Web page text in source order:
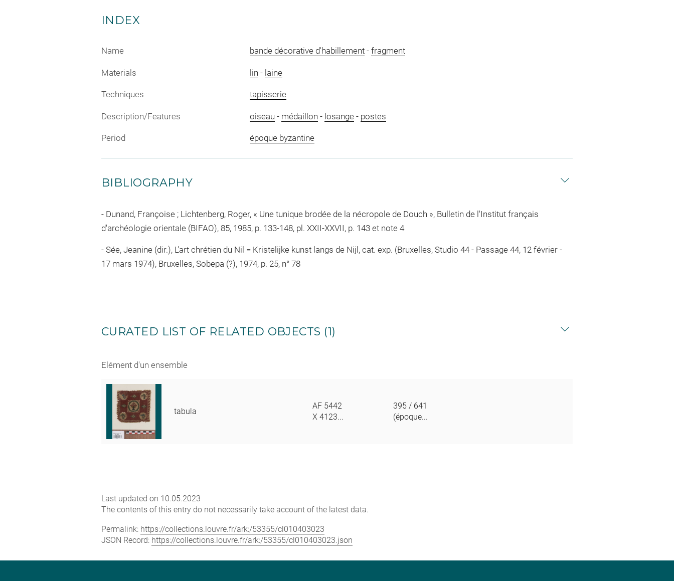
INDEX
Name bande décorative d'habillement- fragment
Materials lin - laine
Techniques tapisserie
Description/Features oiseau - médaillon - losange- postes
Period époque byzantine
BIBLIOGRAPHY
Dunand, Françoise ; Lichtenberg, Roger, « Une tunique brodée de la nécropole de Douch », Bulletin de l'Institut français
d'archéologie orientale (BIFAO), 85, 1985, p. 133-148, pl. XXII-XXVII, p. 143 et note 4
Sée, Jeanine (dir.), L'art chrétien du Nil = Kristelijke kunst langs de Nijl, cat. exp. (Bruxelles, Studio 44 - Passage 44, 12 février -
17 mars 1974), Bruxelles, Sobepa (?), 1974, p. 25, n° 78
CURATED LIST OF RELATED OBJECTS (1)
Elément d'un ensemble
tabula
AF 5442
X 4123...
395 / 641
(époque...
Last updated on 10.05.2023
The contents of this entry do not necessarily take account of the latest data.
Permalink: https://collections.louvre.fr/ark:/53355/cl010403023
JSON Record: https://collections.louvre.fr/ark:/53355/cl010403023.json